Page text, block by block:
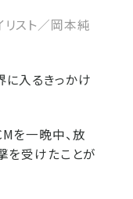
スト／岡本純
入るきっかけ
を一晩中、放
を受けたことが